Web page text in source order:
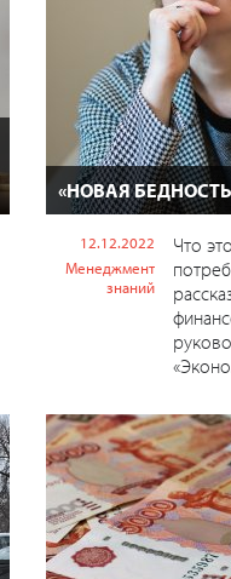
«НОВАЯ
12.12.2022
Менеджмент
знаний
Что